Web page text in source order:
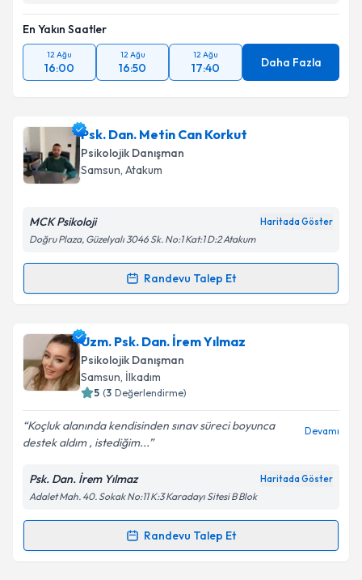
En Yakın Saatler
12 Ağu
16:00
12 Ağu
16:50
12 Ağu
17:40 Daha Fazla
Psk. Dan. Metin Can Korkut
Psikolojik Danışman
Samsun, Atakum
MCK Psikoloji Haritada Göster
Doğru Plaza, Güzelyalı 3046 Sk. No:1 Kat:1 D:2 Atakum
Randevu Talep Et
Randevu Takvimi Talebi
Psk. Dan. Metin Can Korkutiçin randevu takvimi
talebi oluşturun. Size bu uzmandan randevu almanız
için bir takvim hazırlandığında e-posta ile
bilgilendireceğiz.
E-posta Adresiniz
Kişisel verilerimin işlenmesine ilişkin
Metni'ni okudum ve kişisel verilerimin belirtilen
kapsamda işlenmesini kabul ediyorum.
Uzm. Psk. Dan. İrem Yılmaz
Psikolojik Danışman
Samsun, İlkadım
5 (3 Değerlendirme)
Koçluk alanında kendisinden sınav süreci boyunca
destek aldım , istediğim...
Devamı
Psk. Dan. İrem Yılmaz Haritada Göster
Adalet Mah. 40. Sokak No:11 K:3 Karadayı Sitesi B Blok
Randevu Talep Et
Randevu Takvimi Talebi